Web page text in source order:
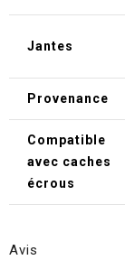
Jantes
Provenance
Compatible
avec caches
écrous
Avis